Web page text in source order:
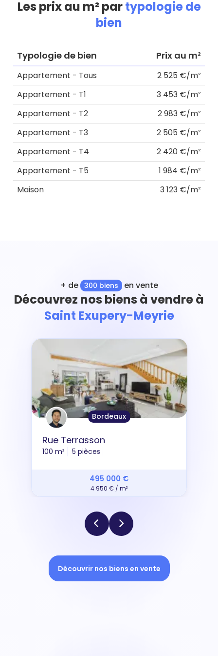
Les prix au m² partypologie de
bien
Typologie de bien Prix au m²
Appartement - Tous
2 525 €/m²
Appartement - T1
3 453 €/m²
Appartement - T2
2 983 €/m²
Appartement - T3
2 505 €/m²
Appartement - T4
2 420 €/m²
Appartement - T5
1 984 €/m²
Maison
3 123 €/m²
+ de 300 biens en vente
Découvrez nos biens à vendre à
Saint Exupery-Meyrie
Bordeaux
Rue Terrasson
100 m² 5 pièces
495 000 €
4 950 € / m²
Découvrir nos biens en vente